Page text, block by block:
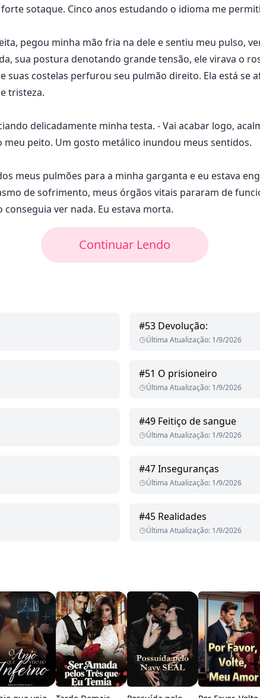
sotaque. Cinco anos estudando o idioma me
pegou minha mão fria na dele e sentiu meu pulso,
sua postura denotando grande tensão, ele virava o
suas costelas perfurou seu pulmão direito. Ela está se
tristeza.
delicadamente minha testa. - Vai acabar logo,
peito. Um gosto metálico inundou meus sentidos.
meus pulmões para a minha garganta e eu estava
de sofrimento, meus órgãos vitais pararam de
ver nada. Eu estava morta.
Continuar Lendo
#53 Devolução:
Última Atualização: 1/9/2026
#51 O prisioneiro
Última Atualização: 1/9/2026
#49 Feitiço de sangue
Última Atualização: 1/9/2026
#47Inseguranças
Última Atualização: 1/9/2026
#45 Realidades
Última Atualização: 1/9/2026